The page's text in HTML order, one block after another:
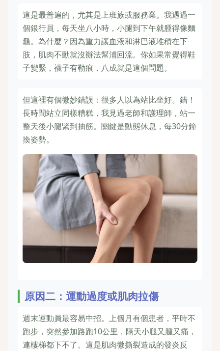
這是最普遍的，尤其是上班族或服務業。我遇過一
個銀行員，每天坐八小時，小腿到下午就腫得像麵
龜。為什麼？因為重力讓血液和淋巴液堆積在下
肢，肌肉不動就沒辦法幫浦回流。你如果常覺得鞋
子變緊，襪子有勒痕，八成就是這個問題。
但這裡有個微妙錯誤：很多人以為站比坐好。錯！
長時間站立同樣糟糕，我見過老師和護理師，站一
整天後小腿緊到抽筋。關鍵是動態休息，每30分鐘
換姿勢。
原因二：運動過度或肌肉拉傷
週末運動員最容易中招。上個月有個患者，平時不
跑步，突然參加路跑10公里，隔天小腿又腫又痛，
連樓梯都下不了。這是肌肉微撕裂造成的發炎反